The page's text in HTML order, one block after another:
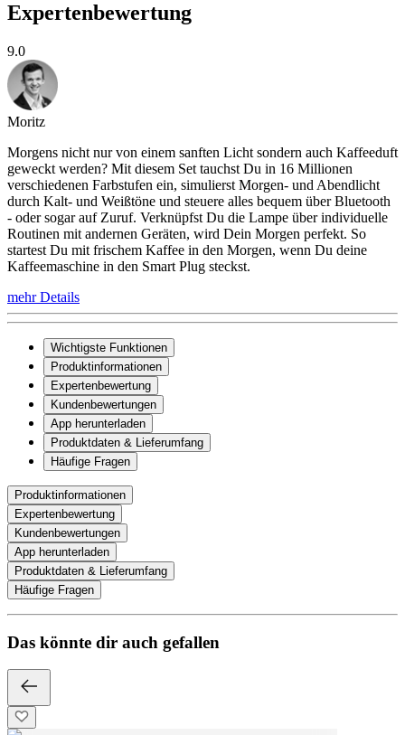
Expertenbewertung
9.0
Moritz
Morgens nicht nur von einem sanften Licht sondern auch Kaffeeduft
geweckt werden? Mit diesem Set tauchst Du in 16 Millionen
verschiedenen Farbstufen ein, simulierst Morgen- und Abendlicht
durch Kalt- und Weißtöne und steuere alles bequem über Bluetooth
- oder sogar auf Zuruf. Verknüpfst Du die Lampe über individuelle
Routinen mit andernen Geräten, wird Dein Morgen perfekt. So
startest Du mit frischem Kaffee in den Morgen, wenn Du deine
Kaffeemaschine in den Smart Plug steckst.
mehr Details
Wichtigste Funktionen
Produktinformationen
Expertenbewertung
Kundenbewertungen
App herunterladen
Produktdaten & Lieferumfang
Häufige Fragen
Produktinformationen
Expertenbewertung
Kundenbewertungen
App herunterladen
Produktdaten & Lieferumfang
Häufige Fragen
Das könnte dir auch gefallen